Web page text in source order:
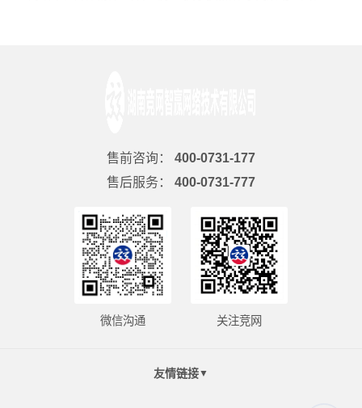
售前咨询：
400-0731-177
售后服务：
400-0731-777
微信沟通 关注竞网
友情链接▼